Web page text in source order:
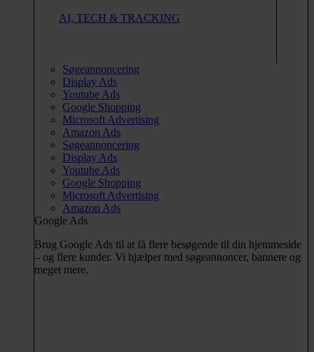
AI, TECH & TRACKING
Søgeannoncering
Display Ads
Youtube Ads
Google Shopping
Microsoft Advertising
Amazon Ads
Søgeannoncering
Display Ads
Youtube Ads
Google Shopping
Microsoft Advertising
Amazon Ads
Google Ads
Brug Google Ads til at få flere besøgende til din hjemmeside
– og flere kunder. Vi hjælper med søgeannoncer, bannere og
meget mere.